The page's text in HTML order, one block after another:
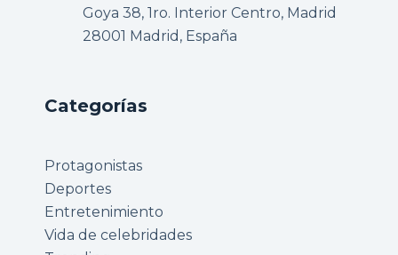
Goya 38, 1ro. Interior Centro, Madrid
28001 Madrid, España
Categorías
Protagonistas
Deportes
Entretenimiento
Vida de celebridades